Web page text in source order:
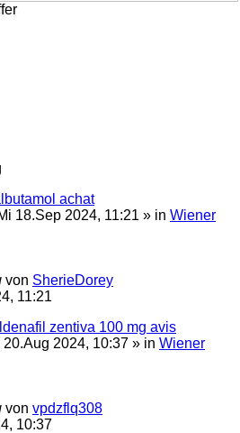
achat
18.Sep 2024, 11:21 » in Wiener
von SherieDorey
11:21
zentiva 100 mg avis
20.Aug 2024, 10:37 » in Wiener
von vpdzflq308
10:37